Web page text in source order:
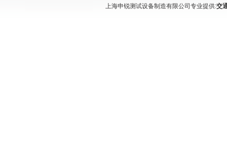
上海申锐测试设备制造有限公司专业提供:交